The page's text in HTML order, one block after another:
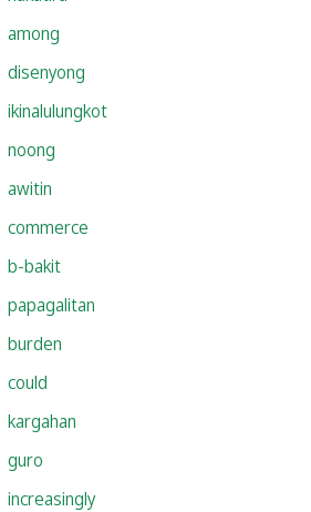
among
disenyong
ikinalulungkot
noong
awitin
commerce
b-bakit
papagalitan
burden
could
kargahan
guro
increasingly